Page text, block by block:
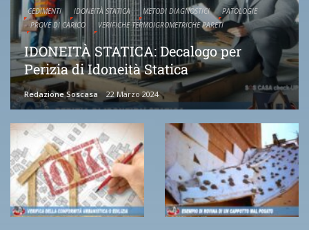
CEDIMENTI IDONEITÀ STATICA METODI DIAGNOSTICI
PATOLOGIE
PROVE DI CARICO
VERIFICHE TERMOIGROMETRICHE PARETI
IDONEITÀ STATICA: Decalogo per
Perizia di Idoneità Statica
Redazione Soscasa 22 Marzo 2024